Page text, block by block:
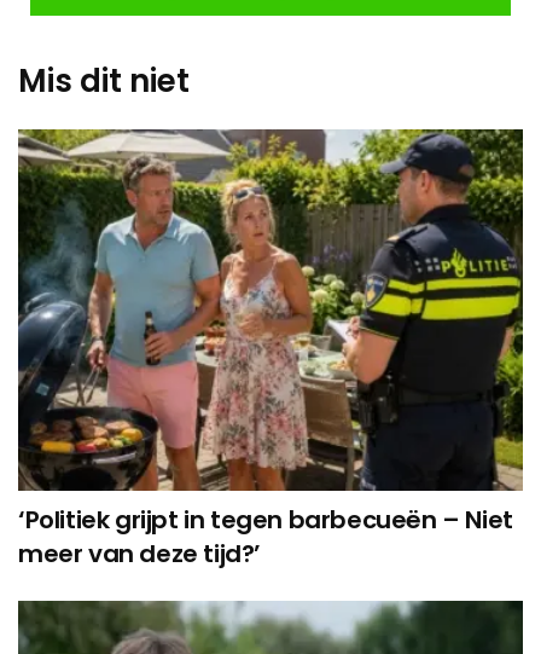
Mis dit niet
‘Politiek grijpt in tegen barbecueën – Niet
meer van deze tijd?’